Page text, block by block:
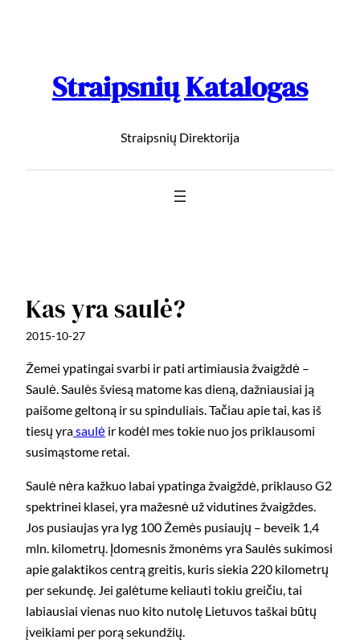
Straipsnių Katalogas
Straipsnių Direktorija
Kas yra saulė?
2015-10-27
Žemei ypatingai svarbi ir pati artimiausia žvaigždė –
Saulė. Saulės šviesą matome kas dieną, dažniausiai ją
paišome geltoną ir su spinduliais. Tačiau apie tai, kas iš
tiesų yrasaulė ir kodėl mes tokie nuo jos priklausomi
susimąstome retai.
Saulė nėra kažkuo labai ypatinga žvaigždė, priklauso G2
spektrinei klasei, yra mažesnė už vidutines žvaigždes.
Jos pusiaujas yra lyg 100 Žemės pusiaujų – beveik 1,4
mln. kilometrų. Įdomesnis žmonėms yra Saulės sukimosi
apie galaktikos centrą greitis, kuris siekia 220 kilometrų
per sekundę. Jei galėtume keliauti tokiu greičiu, tai
labiausiai vienas nuo kito nutolę Lietuvos taškai būtų
įveikiami per porą sekundžių.